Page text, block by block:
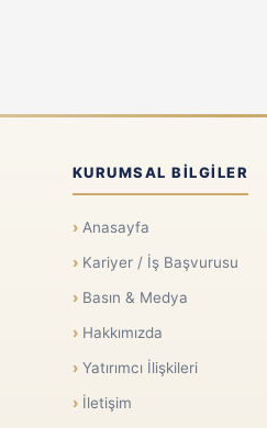
KURUMSAL BILGILER
Anasayfa
Kariyer / İş Başvurusu
Basın & Medya
Hakkımızda
Yatırımcı İlişkileri
İletişim